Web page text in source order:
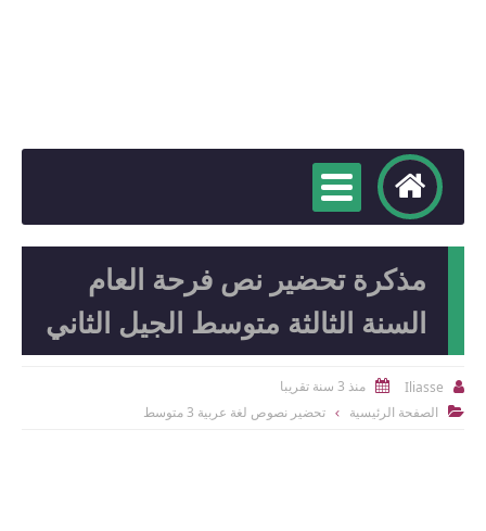
مذكرة تحضير نص فرحة العام
السنة الثالثة متوسط الجيل الثاني

Iliasse
 منذ 3 سنة تقريبا
 الصفحة الرئيسية تحضير نصوص لغة عربية 3 متوسط